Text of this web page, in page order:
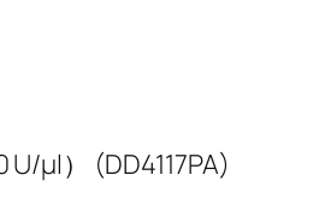
μl） (DD4117PA)